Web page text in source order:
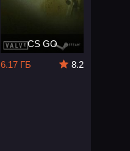
CS GO
6.17 ГБ
8.2